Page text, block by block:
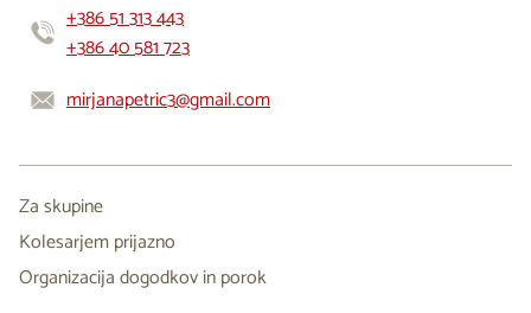
+386 51 313 443
+386 40 581 723
mirjanapetric3@gmail.com
Za skupine
Kolesarjem prijazno
Organizacija dogodkov in porok